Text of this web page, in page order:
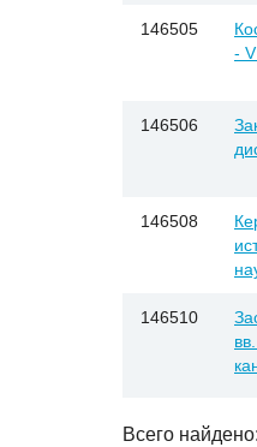
146505
-
146506
146508
146510
Всего